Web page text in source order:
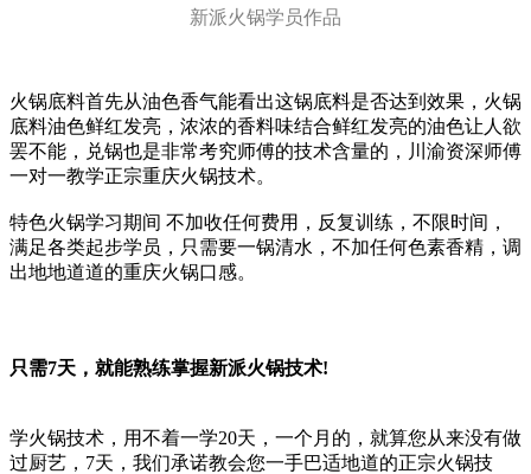
新派火锅学员作品
火锅底料首先从油色香气能看出这锅底料是否达到效果，火锅
底料油色鲜红发亮，浓浓的香料味结合鲜红发亮的油色让人欲
罢不能，兑锅也是非常考究师傅的技术含量的，川渝资深师傅
一对一教学正宗重庆火锅技术。
特色火锅学习期间 不加收任何费用，反复训练，不限时间，
满足各类起步学员，只需要一锅清水，不加任何色素香精，调
出地地道道的重庆火锅口感。
只需7天，就能熟练掌握新派火锅技术!
学火锅技术，用不着一学20天，一个月的，就算您从来没有做
过厨艺，7天，我们承诺教会您一手巴适地道的正宗火锅技